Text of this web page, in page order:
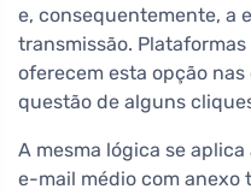
e, consequentemente, a
transmissão.
oferecem esta opção
questão de alguns
A mesma lógica se aplica
e-mail médio com anexo